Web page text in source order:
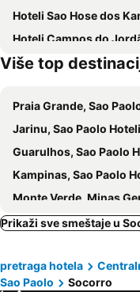
Hoteli Sao Hose dos
Hoteli Campos do
Više top
Praia Grande, Sao Paolo
Jarinu, Sao Paolo Hoteli
Guarulhos, Sao Paolo
Kampinas, Sao Paolo
Monte Verde, Minas Gerais
Florijanopolis, Santa Katarina
Angra dos Reis, Rio de Žaneiro
Prikaži sve smeštaje u
pretraga hotela
Sao Paolo
Socorro